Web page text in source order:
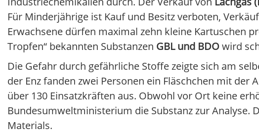
Für Minderjährige ist Kauf und Besitz verboten,
Erwachsene dürfen maximal zehn kleine Kartuschen
Tropfen“ bekannten Substanzen GBL und BDOwird
Die Gefahr durch gefährliche Stoffe zeigte sich am
der Enz fanden zwei Personen ein Fläschchen mit der
über 130 Einsatzkräften aus. Obwohl vor Ort keine
Bundesumweltministerium die Substanz zur
Materials.